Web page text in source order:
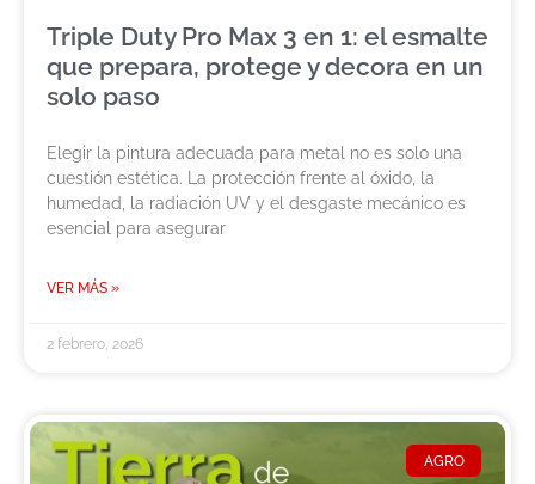
Triple Duty Pro Max 3 en 1: el esmalte
que prepara, protege y decora en un
solo paso
Elegir la pintura adecuada para metal no es solo una
cuestión estética. La protección frente al óxido, la
humedad, la radiación UV y el desgaste mecánico es
esencial para asegurar
VER MÁS »
2 febrero, 2026
AGRO